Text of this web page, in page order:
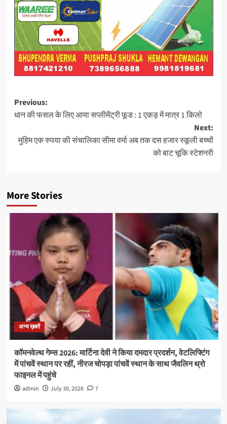
Post
navigation
Previous:
धान की फसल के लिए आया सप्लीमेंट्री फूड : 1 एकड़ में मात्र 1 किलो
Next:
मुहिम एक रुपया की संचालिका सीमा वर्मा अब तक दस हजार स्कूली बच्चों
को बाट चूकि स्टेशनरी
More Stories
अन्य ख़बरें
कॉमनवेल्थ गेम्स 2026: मार्टिना देवी ने किया दमदार प्रदर्शन, वेटलिफ्टिंग
में पांचवें स्थान पर रहीं, नीरज चोपड़ा पांचवें स्थान के साथ जैवलिन थ्रो
फाइनल में पहुंचे
admin July 30, 2026 7